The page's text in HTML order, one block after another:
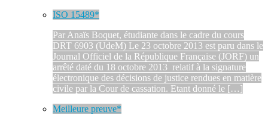
ISO 15489*
Par Anaïs Boquet, étudiante dans le cadre du cours
DRT 6903 (UdeM) Le 23 octobre 2013 est paru dans le
Journal Officiel de la République Française (JORF) un
arrêté daté du 18 octobre 2013 relatif à la signature
électronique des décisions de justice rendues en matière
civile par la Cour de cassation. Etant donné le […]
Meilleure preuve*